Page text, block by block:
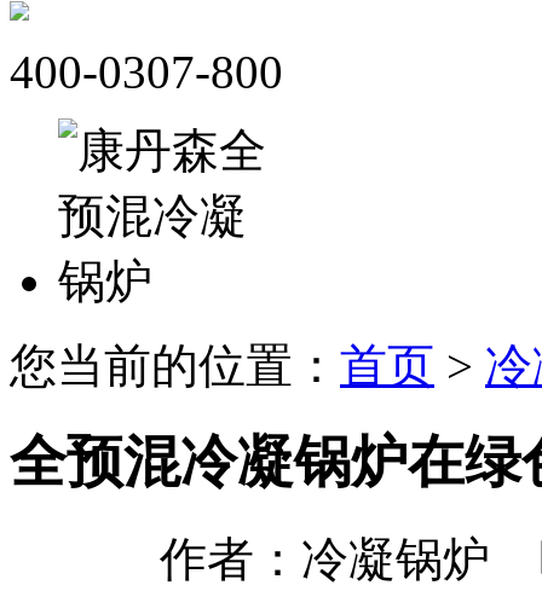
400-0307-800
您当前的位置： 首页 >
全预混冷凝锅炉在
作者：冷凝锅炉